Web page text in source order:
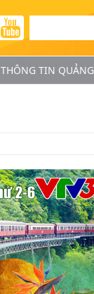
THÔNG TIN QUẢNG